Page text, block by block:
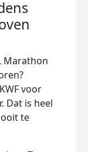
Marathon
voor
Dat is heel
te